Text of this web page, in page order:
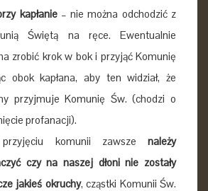
kapłanie– nie można odchodzić z
Świętą na ręce. Ewentualnie
zrobić krok w bok i przyjąć Komunię
obok kapłana, aby ten widział, że
przyjmuje Komunię Św. (chodzi o
profanacji).
komunii zawsze należy
czy na naszej dłoni nie zostały
jakieś okruchy, cząstki Komunii Św.